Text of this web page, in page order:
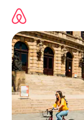
directement
contenu